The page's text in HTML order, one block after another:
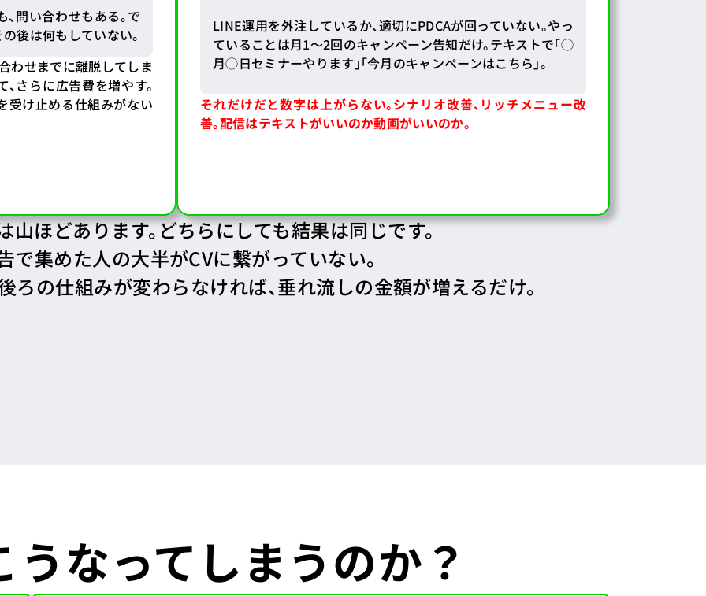
問い合わせもある。で
後は何もしていない。
わせまでに離脱してしま
、さらに広告費を増やす。
受け止める仕組みがない
LINE運用を外注しているか、適切にPDCAが回っていない。やっ
ていることは月1〜2回のキャンペーン告知だけ。テキストで「◯
月◯日セミナーやります」「今月のキャンペーンはこちら」。
それだけだと数字は上がらない。シナリオ改善、リッチメニュー改
善。配信はテキストがいいのか動画がいいのか。
山ほどあります。どちらにしても結果は同じです。
で集めた人の大半がCVに繋がっていない。
ろの仕組みが変わらなければ、垂れ流しの金額が増えるだけ。
うなってしまうのか？